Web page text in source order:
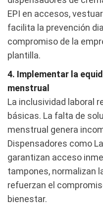
EPI en accesos,
facilita la prevención
compromiso de la
plantilla.
4. Implementar la
menstrual
La inclusividad laboral
básicas. La falta de
menstrual genera
Dispensadores como
garantizan acceso
tampones, normalizan
refuerzan el
bienestar.